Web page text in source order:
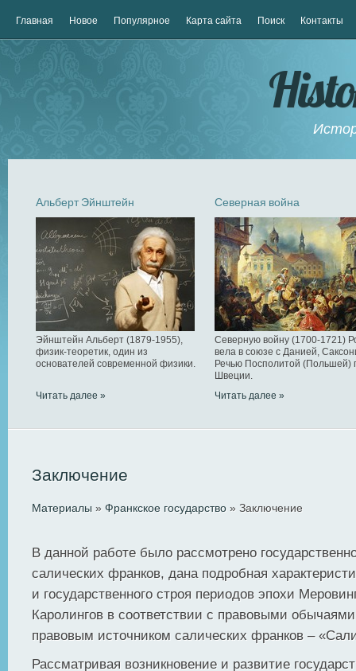
Главная Новое Популярное Карта сайта Поиск Контакты
Альберт Эйнштейн
Эйнштейн Альберт (1879-1955),
физик-теоретик, один из
основателей современной физики.
Читать далее »
Северная война
Северную войну (1700-1721)
вела в союзе с Данией,
Речью Посполитой (Польшей)
Швеции.
Читать далее »
Заключение
Материалы » Франкское государство » Заключение
В данной работе было рассмотрено
салических франков, дана подробная
и государственного строя периодов эпохи
Каролингов в соответствии с правовыми
правовым источником салических франков –
Рассматривая возникновение и развитие